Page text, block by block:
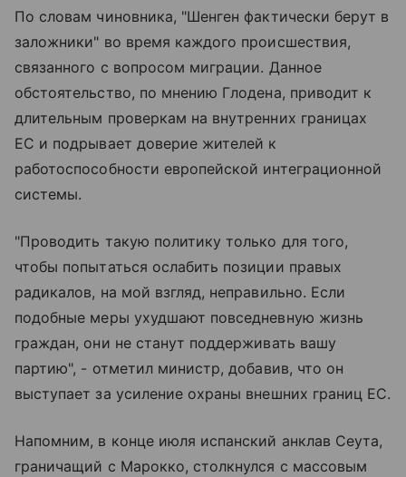
По словам чиновника, "Шенген фактически берут в
заложники" во время каждого происшествия,
связанного с вопросом миграции. Данное
обстоятельство, по мнению Глодена, приводит к
длительным проверкам на внутренних границах
ЕС и подрывает доверие жителей к
работоспособности европейской интеграционной
системы.
"Проводить такую политику только для того,
чтобы попытаться ослабить позиции правых
радикалов, на мой взгляд, неправильно. Если
подобные меры ухудшают повседневную жизнь
граждан, они не станут поддерживать вашу
партию", - отметил министр, добавив, что он
выступает за усиление охраны внешних границ ЕС.
Напомним, в конце июля испанский анклав Сеута,
граничащий с Марокко, столкнулся с массовым